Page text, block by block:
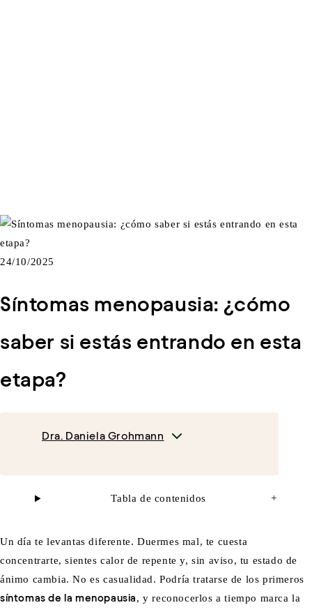
24/10/2025
Síntomas menopausia: ¿cómo
saber si estás entrando en esta
etapa?
Dra. Daniela Grohmann
Tabla de contenidos +
Un día te levantas diferente. Duermes mal, te cuesta
concentrarte, sientes calor de repente y, sin aviso, tu estado de
ánimo cambia. No es casualidad. Podría tratarse de los primeros
síntomas de la menopausia, y reconocerlos a tiempo marca la